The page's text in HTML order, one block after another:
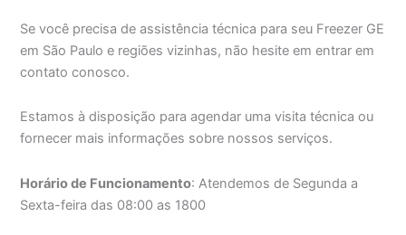
Se você precisa de assistência técnica para seu Freezer GE
em São Paulo e regiões vizinhas, não hesite em entrar em
contato conosco.
Estamos à disposição para agendar uma visita técnica ou
fornecer mais informações sobre nossos serviços.
Horário de Funcionamento: Atendemos de Segunda a
Sexta-feira das 08:00 as 1800